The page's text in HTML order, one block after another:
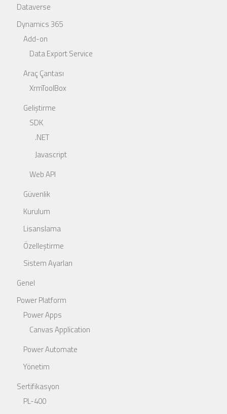
Dataverse
Dynamics 365
Add-on
Data Export Service
Araç Çantası
XrmToolBox
Geliştirme
SDK
.NET
Javascript
Web API
Güvenlik
Kurulum
Lisanslama
Özelleştirme
Sistem Ayarları
Genel
Power Platform
Power Apps
Canvas Application
Power Automate
Yönetim
Sertifikasyon
PL-400